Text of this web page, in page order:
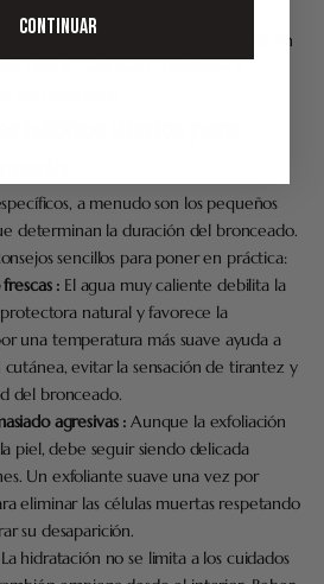
hábitos simples transforma la ducha en
donde cada paso contribuye a
del bronceado.
hábitos diarios para
a menudo son los pequeños
determinan la duración del bronceado.
sencillos para poner en práctica:
: El agua muy caliente debilita la
natural y favorece la
una temperatura más suave ayuda a
evitar la sensación de tirantez y
del bronceado.
agresivas : Aunque la exfoliación
piel, debe seguir siendo delicada
Un exfoliante suave una vez por
eliminar las células muertas respetando
su desaparición.
hidratación no se limita a los cuidados
CONTINUAR